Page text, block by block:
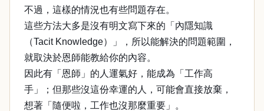
不過，這樣的情況也有些問題存在。
這些方法大多是沒有明文寫下來的「內隱知識
（Tacit Knowledge）」，所以能解決的問題範圍，
就取決於恩師能教給你的內容。
因此有「恩師」的人運氣好，能成為「工作高
手」；但那些沒這份幸運的人，可能會直接放棄，
想著「隨便啦，工作也沒那麼重要」。